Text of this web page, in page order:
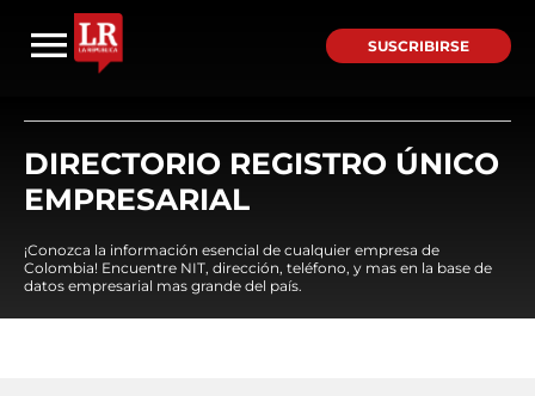
SUSCRIBIRSE
DIRECTORIO REGISTRO ÚNICO
EMPRESARIAL
¡Conozca la información esencial de cualquier empresa de
Colombia! Encuentre NIT, dirección, teléfono, y mas en la base de
datos empresarial mas grande del país.